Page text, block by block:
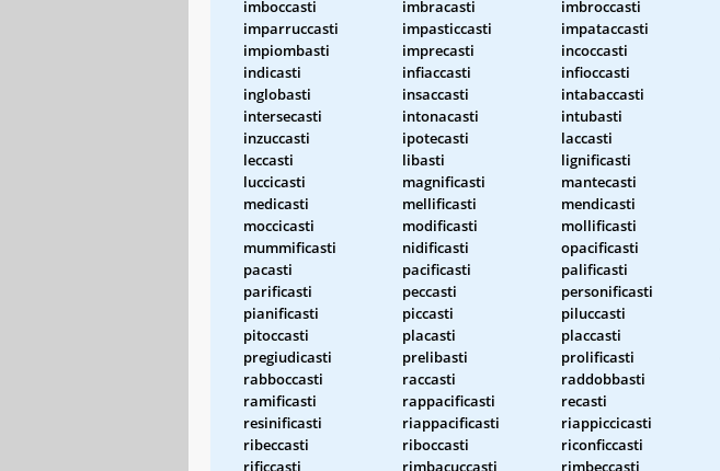
imboccasti
imbracasti imbroccasti
imparruccasti
impasticcasti impataccasti
impiombasti
imprecasti incoccasti
indicasti
infiaccasti infioccasti
inglobasti
insaccasti intabaccasti
intersecasti
intonacasti intubasti
inzuccasti
ipotecasti laccasti
leccasti
libasti lignificasti
luccicasti
magnificasti mantecasti
medicasti
mellificasti mendicasti
moccicasti
modificasti mollificasti
mummificasti
nidificasti opacificasti
pacasti
pacificasti palificasti
parificasti
peccasti personificasti
pianificasti
piccasti piluccasti
pitoccasti
placasti placcasti
pregiudicasti
prelibasti prolificasti
rabboccasti
raccasti raddobbasti
ramificasti
rappacificasti recasti
resinificasti
riappacificasti riappiccicasti
ribeccasti
riboccasti riconficcasti
rificcasti
rimbacuccasti rimbeccasti